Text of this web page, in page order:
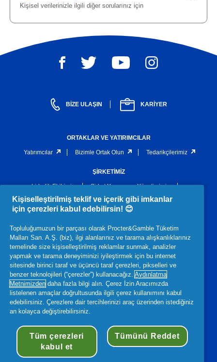
Kişisel verilerinizle ilgili diğer sorularınız için
BIZE ULAŞIN KARIYER
ORTAKLAR VE YATIRIMCILAR
Yatırımcılar Bizimle Ortak Olun Tedarikçilerimiz
ŞİRKETİMİZ
Liderlik Ekibimiz Şirket Yapımız ve Yönetimimiz
Politikalarımız ve Uygulamalarımız Arşiv
Ödüllerimiz ve Bilinirliğimiz
HUKUKI
Gizlilik Hüküm ve Koşullar Bilgi Toplumu Hizmetleri
Erişilebilirlik Bildirimi
© 2026 Procter & Gamble
Kişiselleştirilmiş teklif ve içerik gibi imkanlar
için çerezleri kabul edebilirsin! 😊
Topluluğumuzun bir parçası olarak Procter&Gamble Tüketim
Malları San. A.Ş. (biz), ilgi alanlarınız ve tarama alışkanlıklarınız
temelinde size kişiselleştirilmiş reklamlar sunmak, analizler
yapmak ve tarama deneyiminizi iyileştirmek için bu internet
sitesinde birinci taraf ve üçüncü taraf çerezleri, pikselleri ve
benzer teknolojileri (“çerezler”) kullanacağız. Aydınlatma
Metnimizden daha fazla bilgi alın. Çerez İzin Aracımızda
listelenen amaçlar doğrultusunda ilgili çerez kullanımını kabul
edebilirsiniz. Çerezlere dair tercihlerinizi araç üzerinden istediğiniz
an kolayca değiştirebilirsiniz.
Tüm çerezleri
kabul et
Tümünü Reddet